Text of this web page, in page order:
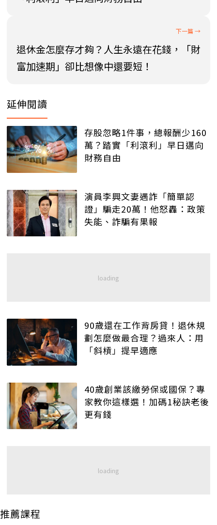
退休金怎麼存才夠？人生永遠在花錢，「財
富加速期」卻比想像中還要短！
延伸閱讀
存股忽略1件事，總報酬少160
萬？踏實「利滾利」早日邁向
財務自由
演員李興文妻遇詐「簡單認
證」騙走20萬！他怒轟：政策
失能、詐騙有果報
90歲還在工作背房貸！退休規
劃怎麼做最合理？過來人：用
「斜槓」提早適應
40歲創業該繳勞保或國保？專
家教你這樣選！加碼1秘訣老後
更有錢
推薦課程